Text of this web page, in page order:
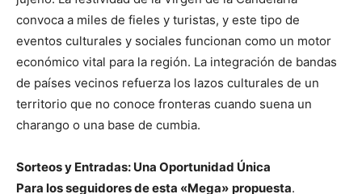
convoca a miles de fieles y turistas, y este tipo de
eventos culturales y sociales funcionan como un motor
económico vital para la región. La integración de bandas
de países vecinos refuerza los lazos culturales de un
territorio que no conoce fronteras cuando suena un
charango o una base de cumbia.
Sorteos y Entradas: Una Oportunidad Única
Para los seguidores de esta «Mega» propuesta.